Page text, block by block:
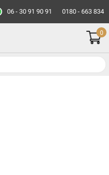
06 - 30 91 90 91 0180 - 663 834
0